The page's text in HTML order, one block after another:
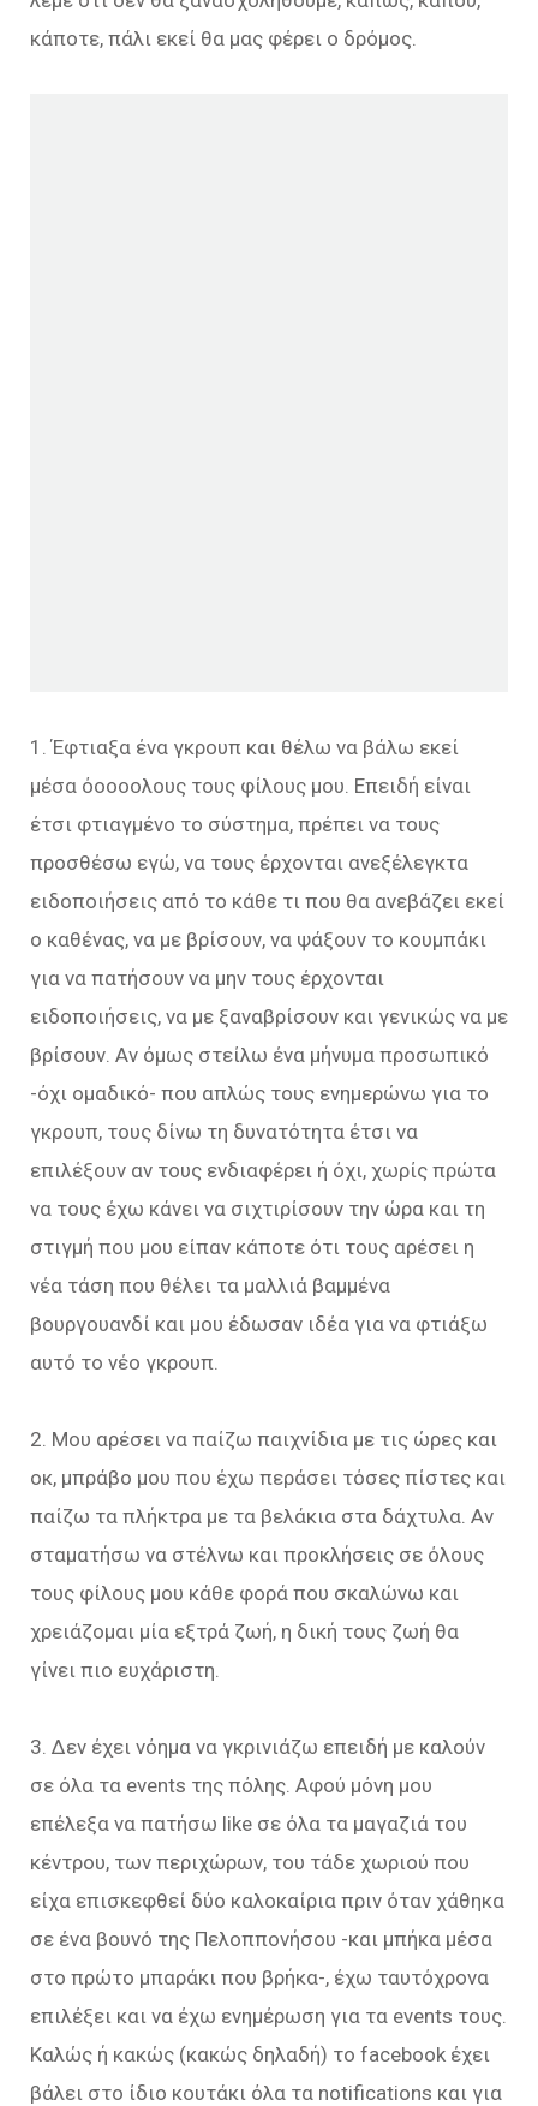
κάποτε, πάλι εκεί θα μας φέρει ο δρόμος.
1. Έφτιαξα ένα γκρουπ και θέλω να βάλω εκεί
μέσα όοοοολους τους φίλους μου. Επειδή είναι
έτσι φτιαγμένο το σύστημα, πρέπει να τους
προσθέσω εγώ, να τους έρχονται ανεξέλεγκτα
ειδοποιήσεις από το κάθε τι που θα ανεβάζει εκεί
ο καθένας, να με βρίσουν, να ψάξουν το κουμπάκι
για να πατήσουν να μην τους έρχονται
ειδοποιήσεις, να με ξαναβρίσουν και γενικώς να με
βρίσουν. Αν όμως στείλω ένα μήνυμα προσωπικό
-όχι ομαδικό- που απλώς τους ενημερώνω για το
γκρουπ, τους δίνω τη δυνατότητα έτσι να
επιλέξουν αν τους ενδιαφέρει ή όχι, χωρίς πρώτα
να τους έχω κάνει να σιχτιρίσουν την ώρα και τη
στιγμή που μου είπαν κάποτε ότι τους αρέσει η
νέα τάση που θέλει τα μαλλιά βαμμένα
βουργουανδί και μου έδωσαν ιδέα για να φτιάξω
αυτό το νέο γκρουπ.
2. Μου αρέσει να παίζω παιχνίδια με τις ώρες και
οκ, μπράβο μου που έχω περάσει τόσες πίστες και
παίζω τα πλήκτρα με τα βελάκια στα δάχτυλα. Αν
σταματήσω να στέλνω και προκλήσεις σε όλους
τους φίλους μου κάθε φορά που σκαλώνω και
χρειάζομαι μία εξτρά ζωή, η δική τους ζωή θα
γίνει πιο ευχάριστη.
3. Δεν έχει νόημα να γκρινιάζω επειδή με καλούν
σε όλα τα events της πόλης. Αφού μόνη μου
επέλεξα να πατήσω like σε όλα τα μαγαζιά του
κέντρου, των περιχώρων, του τάδε χωριού που
είχα επισκεφθεί δύο καλοκαίρια πριν όταν χάθηκα
σε ένα βουνό της Πελοππονήσου -και μπήκα μέσα
στο πρώτο μπαράκι που βρήκα-, έχω ταυτόχρονα
επιλέξει και να έχω ενημέρωση για τα events τους.
Καλώς ή κακώς (κακώς δηλαδή) το facebook έχει
βάλει στο ίδιο κουτάκι όλα τα notifications και για